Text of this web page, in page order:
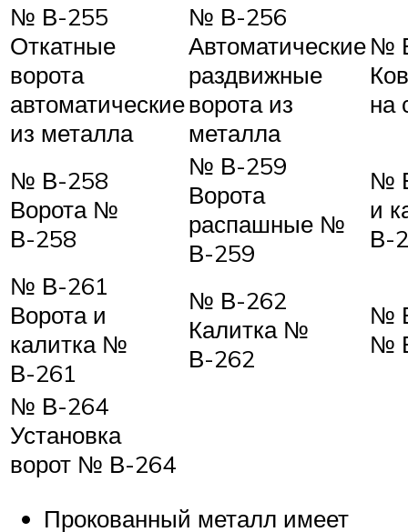
№ В-255
Откатные
ворота
автоматические
из металла
№ В-256
Автоматические
раздвижные
ворота из
металла
№
на
№ В-258
Ворота №
В-258
№ В-259
Ворота
распашные №
В-259
№
и
В-
№ В-261
Ворота и
калитка №
В-261
№ В-262
Калитка №
В-262
№
№
№ В-264
Установка
ворот № В-264
Прокованный металл имеет